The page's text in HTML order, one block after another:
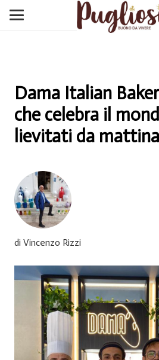
Dama Italian
che celebra il
lievitati da
di Vincenzo Rizzi